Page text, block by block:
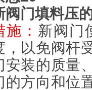
阀门填料压
施： 新阀门
，以免阀杆
安装的质量
的方向和位